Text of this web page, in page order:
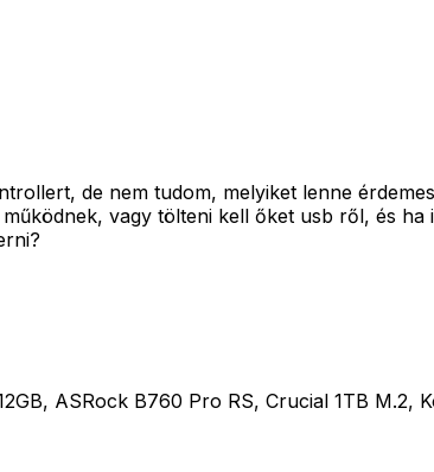
de nem tudom, melyiket lenne
vagy tölteni kell őket usb ről, és
ASRock B760 Pro RS, Crucial 1TB M.2,